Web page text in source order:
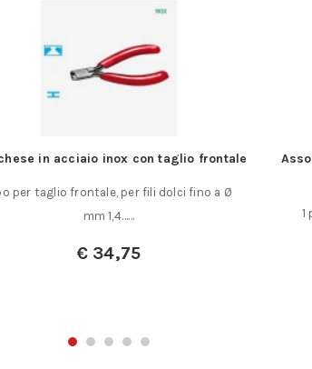
Assortimento di maschi per fori passanti da
1 pz. per misura maschi a macchina HSS-E